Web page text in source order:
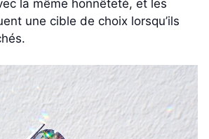
la même honnêteté, et les
une cible de choix lorsqu’ils